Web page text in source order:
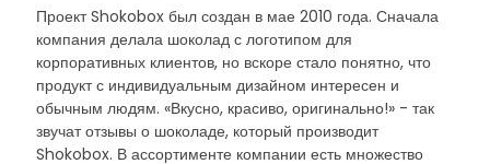
Проект Shokobox был создан в мае 2010 года. Сначала
компания делала шоколад с логотипом для
корпоративных клиентов, но вскоре стало понятно, что
продукт с индивидуальным дизайном интересен и
обычным людям. «Вкусно, красиво, оригинально!» - так
звучат отзывы о шоколаде, который производит
Shokobox. В ассортименте компании есть множество